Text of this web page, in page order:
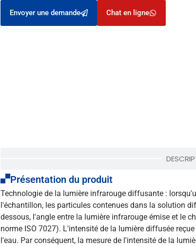
Envoyer une demande Chat en ligne
Présentation du produit
Technologie de la lumière infrarouge diffusante :
l'échantillon, les particules contenues dans la solution
dessous, l'angle entre la lumière infrarouge émise et le
norme ISO 7027). L'intensité de la lumière diffusée
l'eau. Par conséquent, la mesure de l'intensité de la